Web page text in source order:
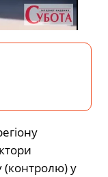
(контролю) у